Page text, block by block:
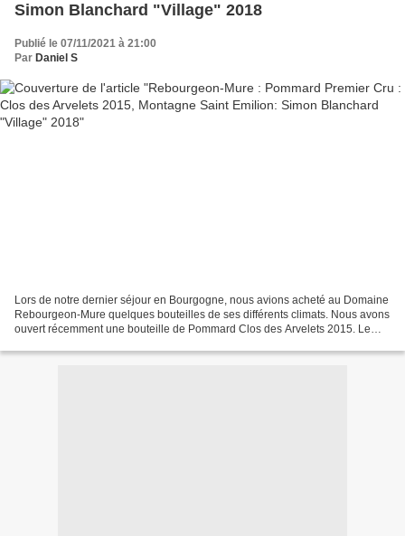
Simon Blanchard "Village" 2018
Publié le 07/11/2021 à 21:00
Par Daniel S
Lors de notre dernier séjour en Bourgogne, nous avions acheté au Domaine
Rebourgeon-Mure quelques bouteilles de ses différents climats. Nous avons
ouvert récemment une bouteille de Pommard Clos des Arvelets 2015. Le